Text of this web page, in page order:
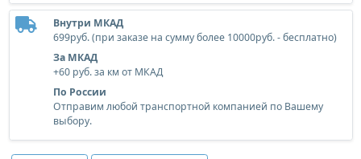
Внутри МКАД
699руб. (при заказе на сумму более 10000руб. - бесплатно)
За МКАД
+60 руб. за км от МКАД
По России
Отправим любой транспортной компанией по Вашему
выбору.